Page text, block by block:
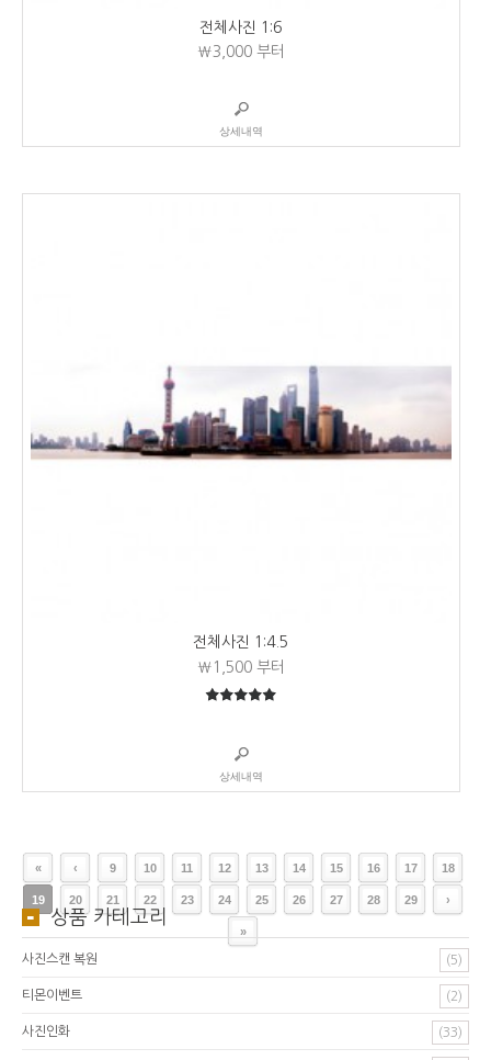
전체사진 1:6
₩3,000부터
상세내역
전체사진 1:4.5
₩1,500부터
상세내역
« ‹ 9 10 11 12 13 14 15 16 17 18
19 20 21 22 23 24 25 26 27 28 29 ›
»
상품 카테고리
사진스캔 복원 (5)
티몬이벤트 (2)
사진인화 (33)